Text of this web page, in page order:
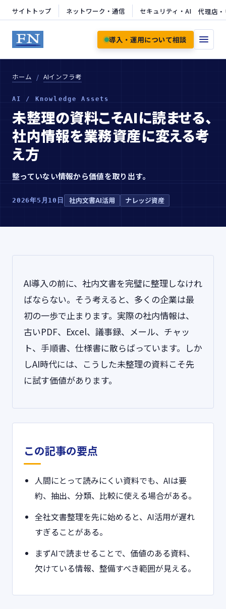
サイトトップ ネットワーク・通信 セキュリティ・AI 代理店
導入・運用について相談
ホーム AIインフラ考
AI / Knowledge Assets
未整理の資料こそAIに読ませる、
社内情報を業務資産に変える考
え方
整っていない情報から価値を取り出す。
2026年5月10日 社内文書AI活用 ナレッジ資産
AI導入の前に、社内文書を完璧に整理しなけれ
ばならない。そう考えると、多くの企業は最
初の一歩で止まります。実際の社内情報は、
古いPDF、Excel、議事録、メール、チャッ
ト、手順書、仕様書に散らばっています。しか
しAI時代には、こうした未整理の資料こそ先
に試す価値があります。
この記事の要点
人間にとって読みにくい資料でも、AIは要
約、抽出、分類、比較に使える場合がある。
全社文書整理を先に始めると、AI活用が遅れ
すぎることがある。
まずAIで読ませることで、価値のある資料、
欠けている情報、整備すべき範囲が見える。